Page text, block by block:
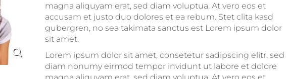
magna aliquyam erat, sed diam voluptua. At vero eos et
accusam et justo duo dolores et ea rebum. Stet clita kasd
gubergren, no sea takimata sanctus est Lorem ipsum dolor
sit amet.
Lorem ipsum dolor sit amet, consetetur sadipscing elitr, sed
diam nonumy eirmod tempor invidunt ut labore et dolore